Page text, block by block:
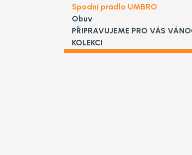
Spodní prádlo UMBRO
Obuv
PŘIPRAVUJEME PRO VÁS
KOLEKCI